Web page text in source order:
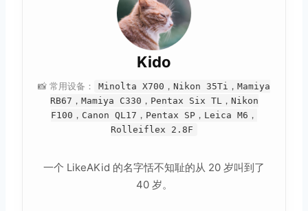
Kido
📸 常用设备：
Minolta X700，Nikon 35Ti，Mamiya
RB67，Mamiya C330，Pentax Six TL，Nikon
F100，Canon QL17，Pentax SP，Leica M6，
Rolleiflex 2.8F
一个 LikeAKid 的名字恬不知耻的从 20 岁叫到了
40 岁。